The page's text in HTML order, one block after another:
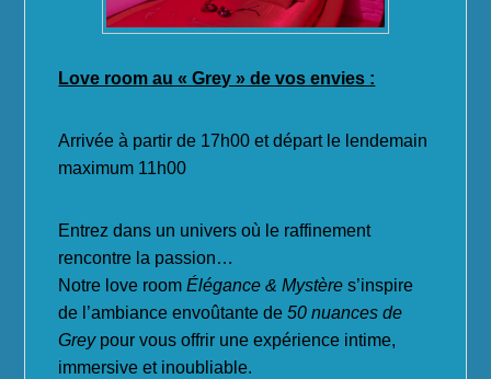
Love room au « Grey » de vos envies :
Arrivée à partir de 17h00 et départ le lendemain
maximum 11h00
Entrez dans un univers où le raffinement
rencontre la passion…
Notre love roomÉlégance & Mystère s’inspire
de l’ambiance envoûtante de50 nuances de
Greypour vous offrir une expérience intime,
immersive et inoubliable.